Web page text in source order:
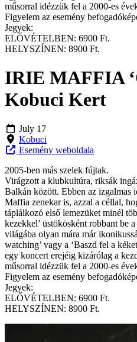
műsorral idézzük fel a 2000-es
Figyelem az esemény
Jegyek:
ELŐVÉTELBEN: 6900 Ft.
HELYSZÍNEN: 8900 Ft.
IRIE MAFFIA
Kobuci Kert
July 17
Kobuci
Esemény weboldala
2005-ben más szelek fújtak.
Virágzott a klubkultúra, riksák
Balkán között. Ebben az izgalmas
Maffia zenekar is, azzal a céllal,
táplálkozó első lemezüket minél
kezekkel’ üstökösként robbant be
világába olyan mára már
watching’ vagy a ‘Baszd fel a
egy koncert erejéig kizárólag a
műsorral idézzük fel a 2000-es
Figyelem az esemény
Jegyek:
ELŐVÉTELBEN: 6900 Ft.
HELYSZÍNEN: 8900 Ft.